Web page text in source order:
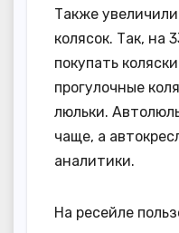
Также
колясок. Так, на
покупать
прогулочные
люльки.
чаще, а
аналитики.
На ресейле